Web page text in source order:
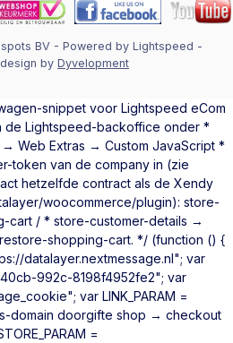
BV- Powered by Lightspeed -
by Dyvelopment
snippet voor Lightspeed eCom
de Lightspeed-backoffice onder *
Web Extras → Custom JavaScript *
token van de company in (zie
hetzelfde contract als de Xendy
woocommerce/plugin): store-
/ * store-customer-details →
shopping-cart. */ (function () {
datalayer.nextmessage.nl"; var
992c-8198f4952fe2"; var
var LINK_PARAM =
domain doorgifte shop → checkout
=